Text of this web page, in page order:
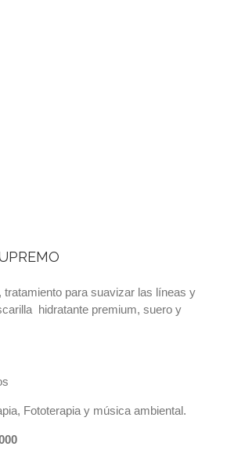
tratamiento para suavizar las líneas y
hidratante premium, suero y
Fototerapia y música ambiental.